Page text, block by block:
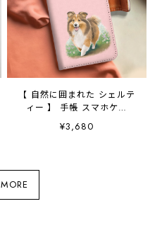
【 自然に囲まれた シェルテ
ィー 】 手帳 スマホケー
ント ペット Android対応
¥3,680